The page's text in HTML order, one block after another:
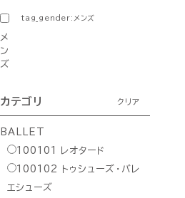
tag_gender:メンズ
メ
ン
ズ
カテゴリ クリア
BALLET
100101
レオタード
100102
トゥシューズ・バレ
エシューズ